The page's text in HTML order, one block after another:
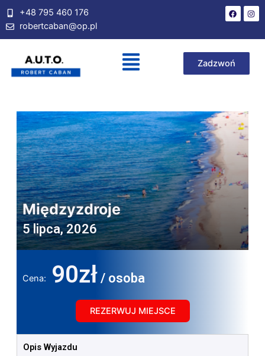
+48 795 460 176
robertcaban@op.pl
Zadzwoń
Międzyzdroje
5 lipca, 2026
Cena: 90zł / osoba
REZERWUJ MIEJSCE
Opis Wyjazdu